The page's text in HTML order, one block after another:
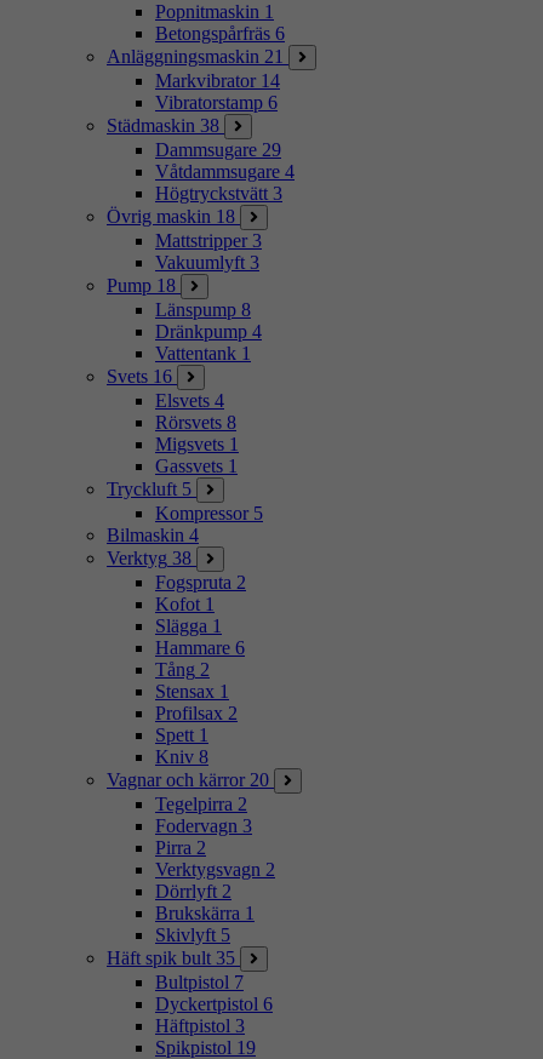
Popnitmaskin 1
Betongspårfräs 6
Anläggningsmaskin 21
Markvibrator 14
Vibratorstamp 6
Städmaskin 38
Dammsugare 29
Våtdammsugare 4
Högtryckstvätt 3
Övrig maskin 18
Mattstripper 3
Vakuumlyft 3
Pump 18
Länspump 8
Dränkpump 4
Vattentank 1
Svets 16
Elsvets 4
Rörsvets 8
Migsvets 1
Gassvets 1
Tryckluft 5
Kompressor 5
Bilmaskin 4
Verktyg 38
Fogspruta 2
Kofot 1
Slägga 1
Hammare 6
Tång 2
Stensax 1
Profilsax 2
Spett 1
Kniv 8
Vagnar och kärror 20
Tegelpirra 2
Fodervagn 3
Pirra 2
Verktygsvagn 2
Dörrlyft 2
Brukskärra 1
Skivlyft 5
Häft spik bult 35
Bultpistol 7
Dyckertpistol 6
Häftpistol 3
Spikpistol 19